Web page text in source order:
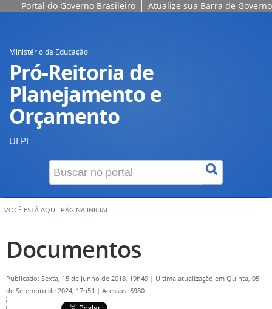
Portal do Governo Brasileiro Atualize sua Barra de Governo
Ministério da Educação
Pró-Reitoria de
Planejamento e
Orçamento
UFPI
VOCÊ ESTÁ AQUI: PÁGINA INICIAL
Documentos
Publicado: Sexta, 15 de Junho de 2018, 19h49 | Última atualização em Quinta, 05
de Setembro de 2024, 17h51 | Acessos: 6980